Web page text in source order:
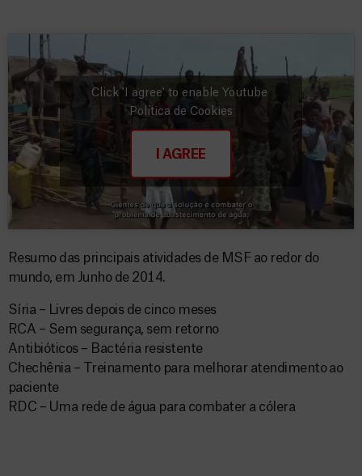
Click 'I agree' to enable Youtube
Política de Cookies
I AGREE
Resumo das principais atividades de MSF ao redor do
mundo, em Junho de 2014.
Síria – Livres depois de cinco meses
RCA – Sem segurança, sem retorno
Antibióticos – Bactéria resistente
Chechênia – Treinamento para melhorar atendimento ao
paciente
RDC – Uma rede de água para combater a cólera